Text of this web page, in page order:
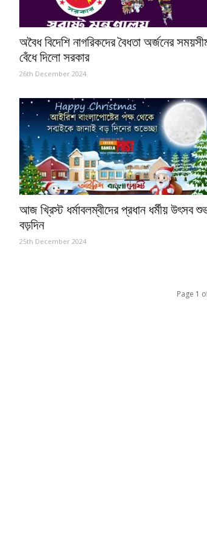
অবৈধ বিদেশি নাগরিকদের বৈধতা অর্জনের
বেঁধে দিলো সরকার
26th December 2024
আজ খ্রিস্ট ধর্মাবলম্বীদের প্রধান ধর্মীয় উৎসব
বড়দিন
25th December 2024
Page 1